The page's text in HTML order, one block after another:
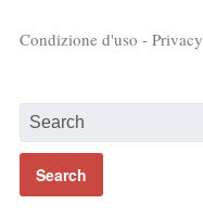
Condizione d'uso - Privacy